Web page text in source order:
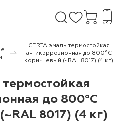
CERTA эмаль термостойкая
антикоррозионная до 800°С
коричневый (~RAL 8017) (4 кг)
термостойкая
до 800°С
8017) (4 кг)